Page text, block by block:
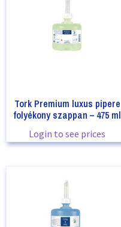
Tork Premium luxus pipere
folyékony szappan – 475 ml
Login to see prices